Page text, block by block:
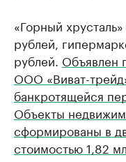
«Горный
рублей,
рублей. Объявлен
ООО «Виват-
банкротящейся
Объекты
сформированы в
стоимостью 1,82